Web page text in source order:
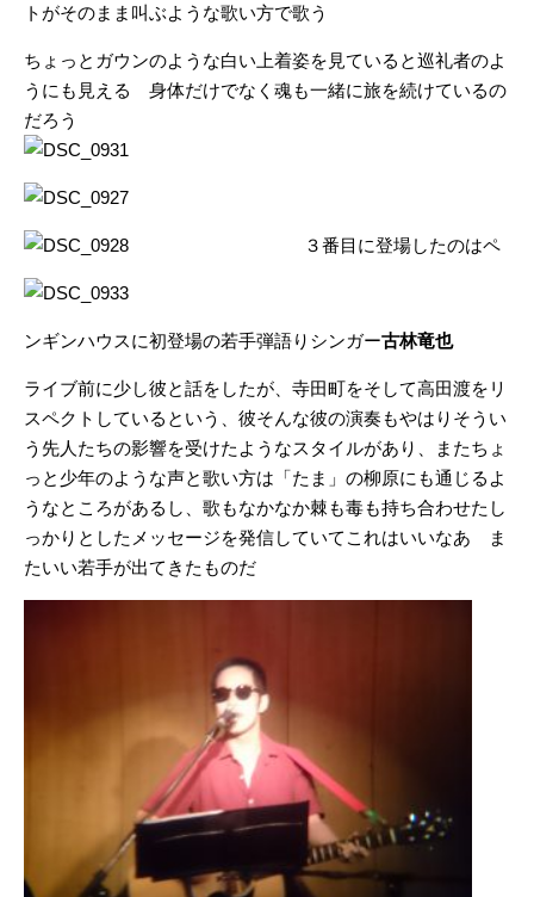
トがそのまま叫ぶような歌い方で歌う
ちょっとガウンのような白い上着姿を見ていると巡礼者のよ
うにも見える 身体だけでなく魂も一緒に旅を続けているの
だろう
３番目に登場したのはペ
ンギンハウスに初登場の若手弾語りシンガー古林竜也
ライブ前に少し彼と話をしたが、寺田町をそして高田渡をリ
スペクトしているという、彼そんな彼の演奏もやはりそうい
う先人たちの影響を受けたようなスタイルがあり、またちょ
っと少年のような声と歌い方は「たま」の柳原にも通じるよ
うなところがあるし、歌もなかなか棘も毒も持ち合わせたし
っかりとしたメッセージを発信していてこれはいいなあ ま
たいい若手が出てきたものだ